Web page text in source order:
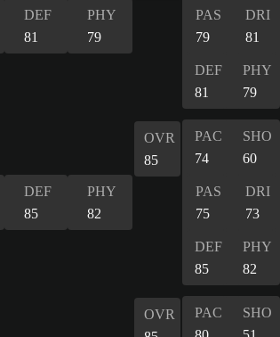
DEF
81
PHY
79
PAS
79
DRI
81
DEF
81
PHY
79
DEF
85
PHY
82
OVR
85
PAC
74
SHO
60
PAS
75
DRI
73
DEF
85
PHY
82
OVR
PAC
SHO